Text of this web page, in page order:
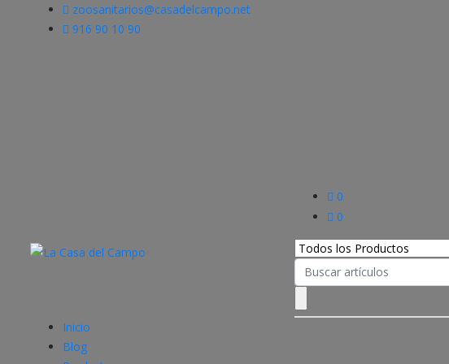
zoosanitarios@casadelcampo.net
916 90 10 90
0
0
Search
for:
Inicio
Blog